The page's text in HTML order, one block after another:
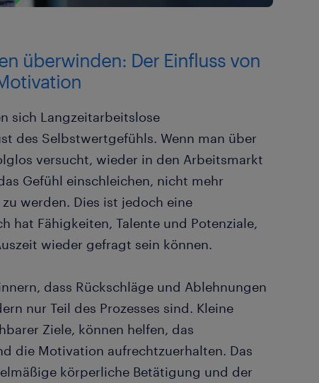
überwinden: Der Einfluss von
sich Langzeitarbeitslose
des Selbstwertgefühls. Wenn man über
versucht, wieder in den Arbeitsmarkt
Gefühl einschleichen, nicht mehr
werden. Dies ist jedoch eine
hat Fähigkeiten, Talente und Potenziale,
wieder gefragt sein können.
dass Rückschläge und Ablehnungen
nur Teil des Prozesses sind. Kleine
Ziele, können helfen, das
die Motivation aufrechtzuerhalten. Das
körperliche Betätigung und der